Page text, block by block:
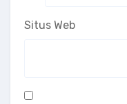
Situs Web